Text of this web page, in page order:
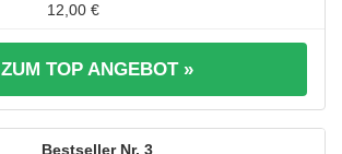
12,00 €
ZUM TOP ANGEBOT »
3